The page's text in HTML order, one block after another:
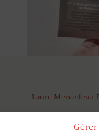
Laure Menanteau